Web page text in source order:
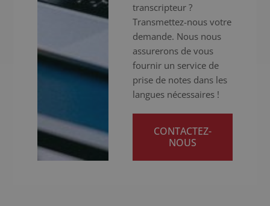
transcripteur ?
Transmettez-nous votre
demande. Nous nous
assurerons de vous
fournir un service de
prise de notes dans les
langues nécessaires !
CONTACTEZ-
NOUS